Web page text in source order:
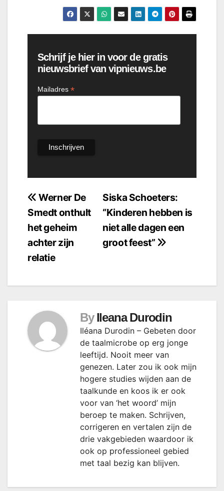
Schrijf je hier in voor de gratis
nieuwsbrief van vipnieuws.be
Mailadres *
Bericht
navigatie
Siska Schoeters:
“Kinderen hebben is
niet alle dagen een
groot feest”
Werner De
Smedt onthult
het geheim
achter zijn
relatie
By Ileana Durodin
Iléana Durodin – Gebeten door
de taalmicrobe op erg jonge
leeftijd. Nooit meer van
genezen. Later zou ik ook mijn
hogere studies wijden aan de
taalkunde en koos ik er ook
voor van ‘het woord’ mijn
beroep te maken. Schrijven,
corrigeren en vertalen zijn de
drie vakgebieden waardoor ik
ook op professioneel gebied
met taal bezig kan blijven.